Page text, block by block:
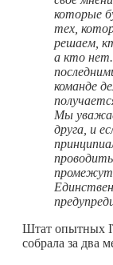
которые
тех,
решаем,
а кто
команде
Мы
друга, и
Штат опытных
собрала за два